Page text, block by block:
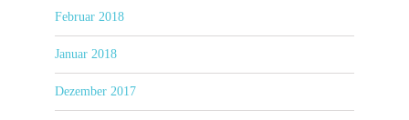
Februar 2018
Januar 2018
Dezember 2017